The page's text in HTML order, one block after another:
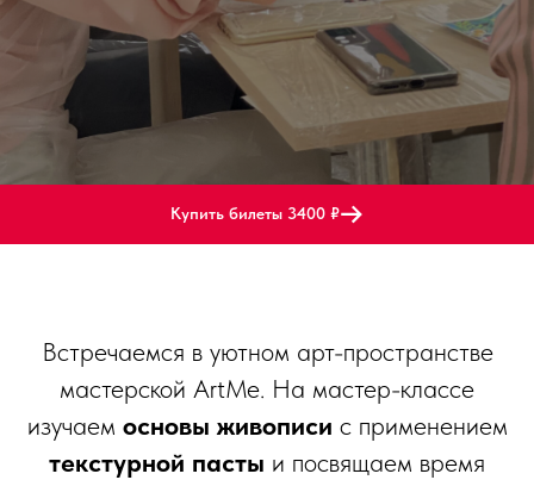
Купить билеты 3400 ₽
Встречаемся в уютном арт-пространстве
мастерской ArtMe. На мастер-классе
изучаем основы живописи с применением
текстурной пасты и посвящаем время